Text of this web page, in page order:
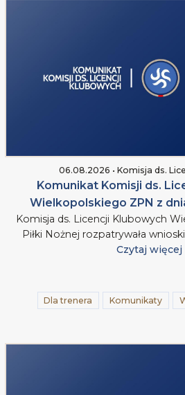
06.08.2026 • Komisja ds.
Komunikat Komisji ds.
Wielkopolskiego ZPN z
Komisja ds. Licencji Klubowych
Piłki Nożnej rozpatrywała
Czytaj więcej
Dla trenera Komunikaty